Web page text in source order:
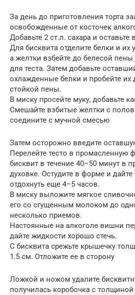
За день до приготовления торта
освобожденные от косточек
Добавьте 2 ст.л. сахара и оставьте
Для бисквита отделите белки и их
а желтки взбейте до белесой
для теста. Затем добавьте
охлажденные белки и пробейте их
стойкой пены.
В миску просейте муку, добавьте
Смешайте взбитые желтки с
соедините с мучной смесью
Затем осторожно введите
Перелейте тесто в промасленную
бисквит в течение 40–50 минут в
духовке. Остудите в форме и
отдохнуть еще 4–5 часов.
В миску выложите мягкое
его со сгущенным молоком до
несколько приемов.
Настоянные на алкоголе вишни
дайте жидкости хорошо стечь.
С бисквита срежьте крышечку
1.5 см. Отложите ее в сторону
Ложкой и ножом удалите
получилась коробочка с